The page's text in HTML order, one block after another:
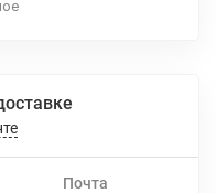
Почта